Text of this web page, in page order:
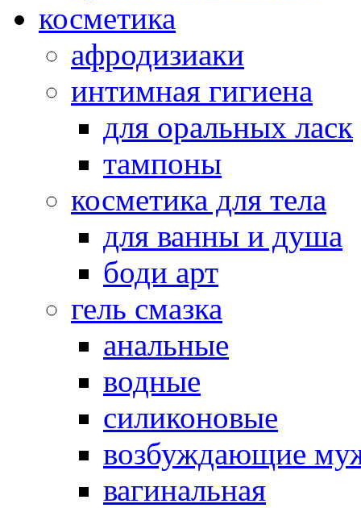
косметика
афродизиаки
интимная гигиена
для оральных ласк
тампоны
косметика для тела
для ванны и душа
боди арт
гель смазка
анальные
водные
силиконовые
возбуждающие
вагинальная